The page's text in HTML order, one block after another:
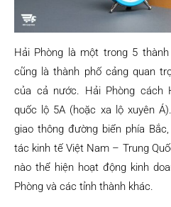
Hải Phòng là một trong 5
cũng là thành phố cảng quan
của cả nước. Hải Phòng cách
quốc lộ 5A (hoặc xa lộ xuyên
giao thông đường biển phía
tác kinh tế Việt Nam – Trung
nào thể hiện hoạt động kinh
Phòng và các tỉnh thành khác.